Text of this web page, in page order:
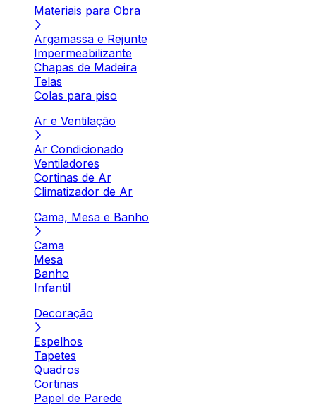
Materiais para Obra
Argamassa e Rejunte
Impermeabilizante
Chapas de Madeira
Telas
Colas para piso
Ar e Ventilação
Ar Condicionado
Ventiladores
Cortinas de Ar
Climatizador de Ar
Cama, Mesa e Banho
Cama
Mesa
Banho
Infantil
Decoração
Espelhos
Tapetes
Quadros
Cortinas
Papel de Parede